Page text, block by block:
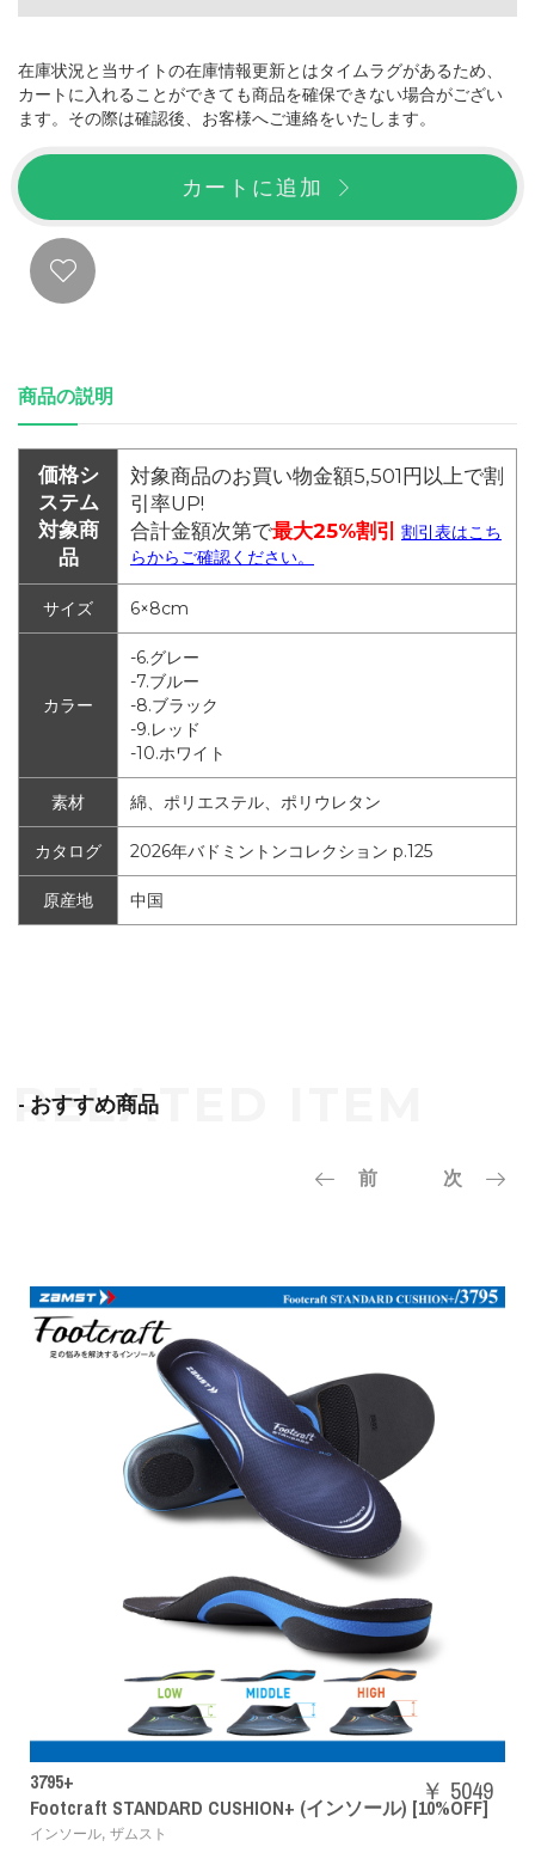
在庫状況と当サイトの在庫情報更新とはタイムラグがあるため、
カートに入れることができても商品を確保できない場合がござい
ます。その際は確認後、お客様へご連絡をいたします。
カートに追加
商品の説明
価格シ
ステム
対象商
品
対象商品のお買い物金額5,501円以上で割
引率UP!
合計金額次第で最大25%割引
割引表はこち
らからご確認ください。
サイズ 6×8cm
カラー
-6.グレー
-7.ブルー
-8.ブラック
-9.レッド
-10.ホワイト
素材 綿、ポリエステル、ポリウレタン
カタログ 2026年バドミントンコレクション p.125
原産地 中国
- おすすめ商品
前 次
(インソール) [10%OFF]
パワークッションエ